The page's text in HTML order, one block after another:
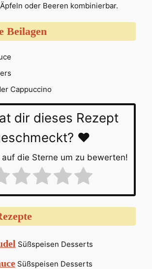
oder Beeren kombinierbar.
Beilagen
Cappuccino
dir dieses Rezept
❤️
die Sterne um zu bewerten!
Süßspeisen Desserts
Süßspeisen Desserts